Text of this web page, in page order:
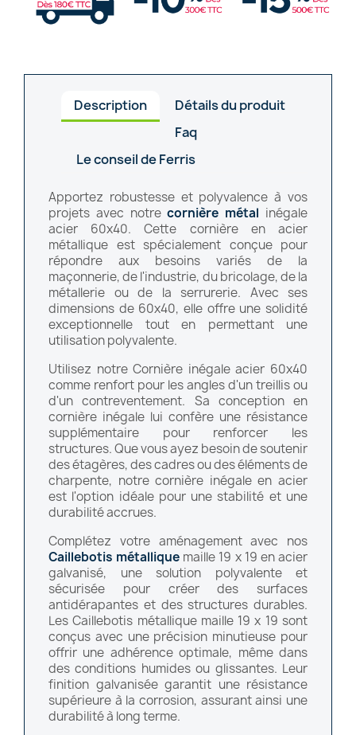
Description
Détails du produit
Faq
Le conseil de Ferris
Apportez robustesse et polyvalence à vos
projets avec notrecornière métal inégale
acier 60x40. Cette cornière en acier
métallique est spécialement conçue pour
répondre aux besoins variés de la
maçonnerie, de l'industrie, du bricolage, de la
métallerie ou de la serrurerie. Avec ses
dimensions de 60x40, elle offre une solidité
exceptionnelle tout en permettant une
utilisation polyvalente.
Utilisez notre Cornière inégale acier 60x40
comme renfort pour les angles d'un treillis ou
d'un contreventement. Sa conception en
cornière inégale lui confère une résistance
supplémentaire pour renforcer les
structures. Que vous ayez besoin de soutenir
des étagères, des cadres ou des éléments de
charpente, notre cornière inégale en acier
est l'option idéale pour une stabilité et une
durabilité accrues.
Complétez votre aménagement avec nos
Caillebotis métallique maille 19 x 19 en acier
galvanisé, une solution polyvalente et
sécurisée pour créer des surfaces
antidérapantes et des structures durables.
Les Caillebotis métallique maille 19 x 19 sont
conçus avec une précision minutieuse pour
offrir une adhérence optimale, même dans
des conditions humides ou glissantes. Leur
finition galvanisée garantit une résistance
supérieure à la corrosion, assurant ainsi une
durabilité à long terme.